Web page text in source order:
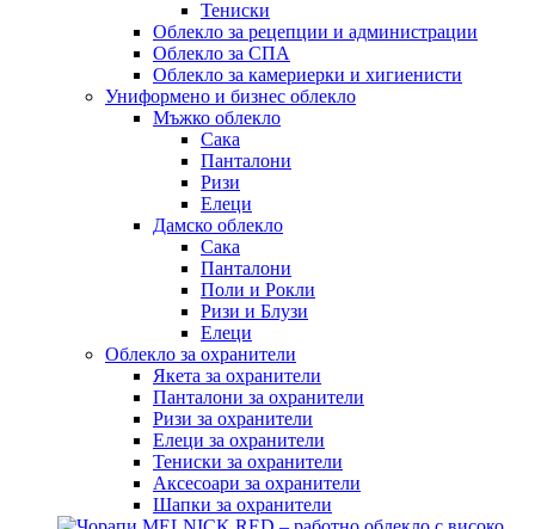
Тениски
Облекло за рецепции и администрации
Облекло за СПА
Облекло за камериерки и хигиенисти
Униформено и бизнес облекло
Мъжко облекло
Сака
Панталони
Ризи
Елеци
Дамско облекло
Сака
Панталони
Поли и Рокли
Ризи и Блузи
Елеци
Облекло за охранители
Якета за охранители
Панталони за охранители
Ризи за охранители
Елеци за охранители
Тениски за охранители
Аксесоари за охранители
Шапки за охранители